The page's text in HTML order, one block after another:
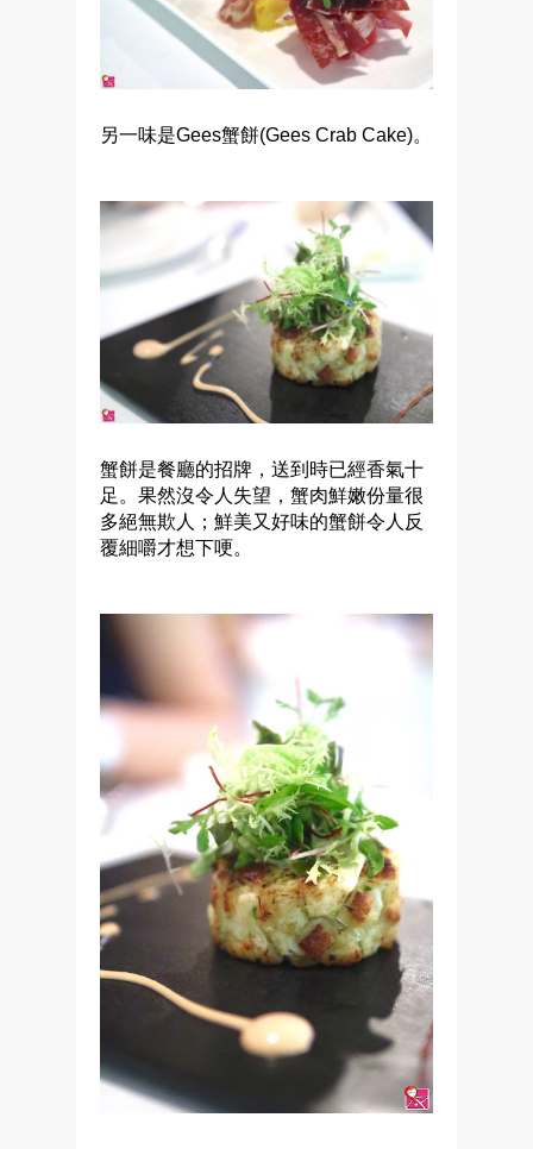
另一味是Gees蟹餅(Gees Crab Cake)。
蟹餅是餐廳的招牌，送到時已經香氣十
足。果然沒令人失望，蟹肉鮮嫩份量很
多絕無欺人；鮮美又好味的蟹餅令人反
覆細嚼才想下哽。